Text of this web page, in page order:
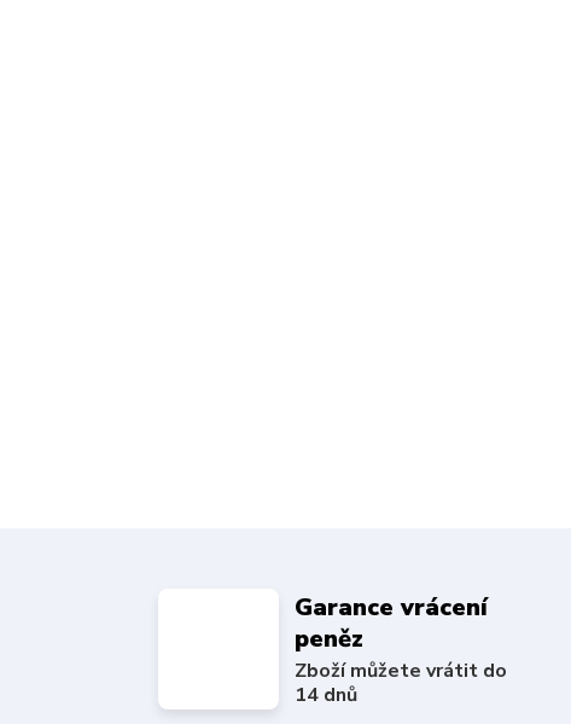
Garance vrácení
peněz
Zboží můžete vrátit do
14 dnů